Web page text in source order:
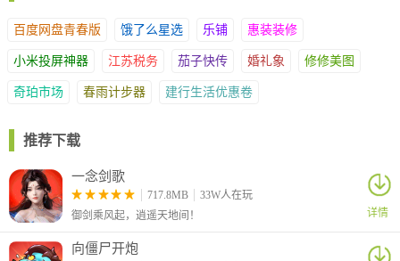
战游戏，玩着更加带劲。实用的手机数据分析工具，功能强大又实
用。
怎么使用
概率，斗地主提示炸弹最佳时机。
等多个各具特色的捕鱼环节，为玩家带来无限刺激和乐趣。
3、数字玩法、走势资讯丰富齐全，每天实时更新，短期的波动、
长期的趋势，精准掌握。筛选策略，科学严谨，图表展示，专业直
观，自己分析号码更加方便。
百度网盘青春版 饿了么星选 乐铺 惠装装修
小米投屏神器 江苏税务 茄子快传 婚礼象 修修美图
奇珀市场 春雨计步器 建行生活优惠卷
推荐下载
一念剑歌
717.8MB
33W人在玩
御剑乘风起，逍遥天地间！
详情
向僵尸开炮